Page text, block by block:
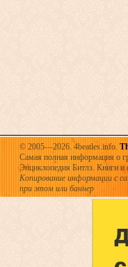
© 2005—2026. 4beatles.info.
Самая полная информация о
Энциклопедия Битлз. Книги
Копирование информации с
при этом или баннер